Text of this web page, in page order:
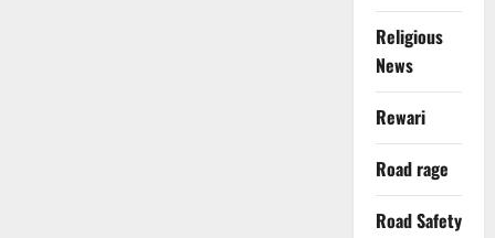
Religious
News
Rewari
Road rage
Road Safety